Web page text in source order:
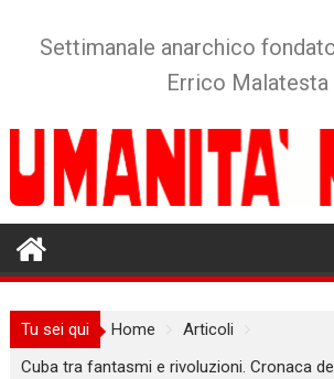
Settimanale anarchico
Errico Malatesta
Tu sei qui Home
Articoli
Cuba tra fantasmi e rivoluzioni. Cronaca